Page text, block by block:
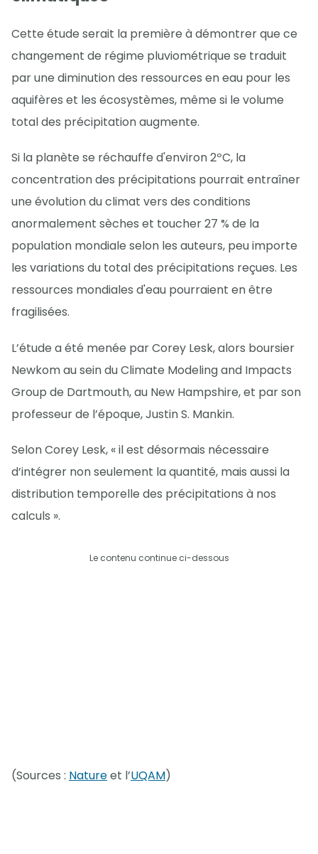
Cette étude serait la première à démontrer que ce
changement de régime pluviométrique se traduit
par une diminution des ressources en eau pour les
aquifères et les écosystèmes, même si le volume
total des précipitation augmente.
Si la planète se réchauffe d'environ 2ºC, la
concentration des précipitations pourrait entraîner
une évolution du climat vers des conditions
anormalement sèches et toucher 27 % de la
population mondiale selon les auteurs, peu importe
les variations du total des précipitations reçues. Les
ressources mondiales d'eau pourraient en être
fragilisées.
L’étude a été menée par Corey Lesk, alors boursier
Newkom au sein du Climate Modeling and Impacts
Group de Dartmouth, au New Hampshire, et par son
professeur de l’époque, Justin S. Mankin.
Selon Corey Lesk, « il est désormais nécessaire
d’intégrer non seulement la quantité, mais aussi la
distribution temporelle des précipitations à nos
calculs ».
Le contenu continue ci-dessous
(Sources : Natureet l’UQAM)